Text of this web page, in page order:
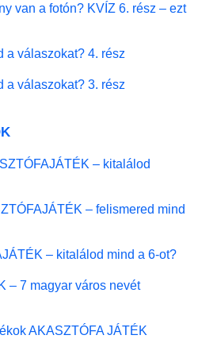
van a fotón? KVÍZ 6. rész – ezt
a válaszokat? 4. rész
a válaszokat? 3. rész
– kitalálod
– felismered mind
– kitalálod mind a 6-ot?
– 7 magyar város nevét
AKASZTÓFA JÁTÉK